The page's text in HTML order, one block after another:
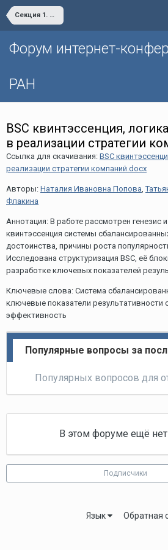
Секция 1. «Проблемы социально-экономического развития и управления»
Форум интернет-
РАН
BSC квинтэссенция,
в реализации стратегии
Ссылка для скачивания: BSC
реализации стратегии компаний.docx
Авторы: Наталия Ивановна Попова,
Флакина
Аннотация: В работе рассмотрен генезис
квинтэссенция системы
достоинства, причины роста
Исследована структуризация BSC, её
разработке ключевых показателей
Ключевые слова: Система
ключевые показатели результативности
эффективность
Популярные вопросы за
Популярных вопросов для
В этом форуме ещё
Подписчики
Язык Обратная